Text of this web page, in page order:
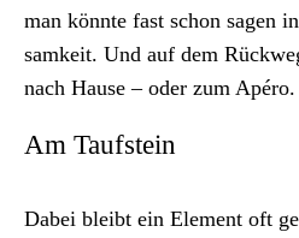
man kön­nte fast schon sagen
samkeit. Und auf dem
nach Hause – oder zum Apéro.
Am Taufstein
Dabei bleibt ein Ele­ment oft